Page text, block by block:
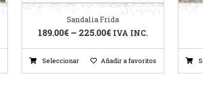
Sandalia Frida
189.00€– 225.00€ IVA INC.
Seleccionar Añadir a favoritos